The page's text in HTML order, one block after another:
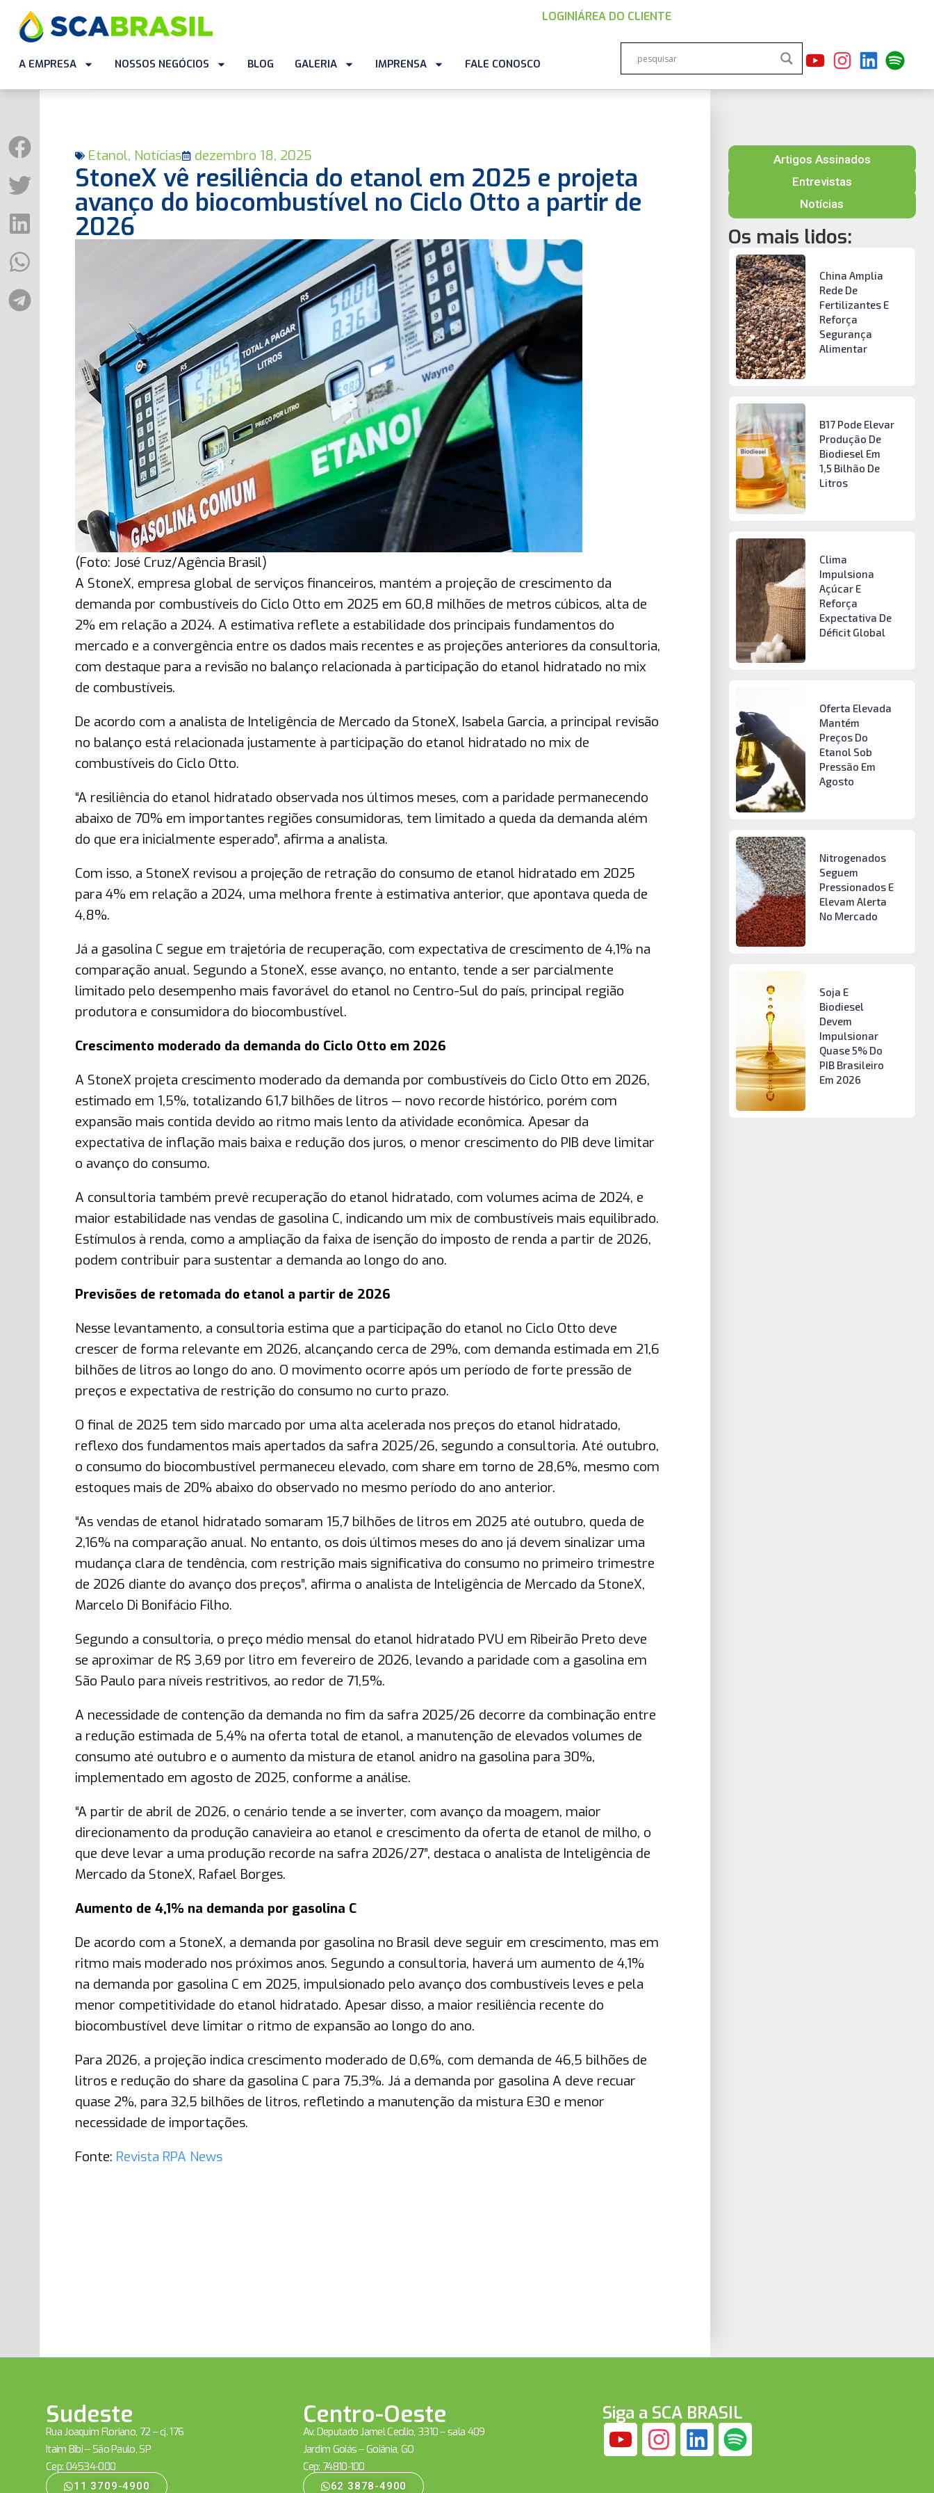
LOGIN |ÁREA DO CLIENTE
A EMPRESA NOSSOS NEGÓCIOS BLOG GALERIA IMPRENSA FALE CONOSCO
Etanol, Notícias dezembro 18, 2025
StoneX vê resiliência do etanol em 2025 e projeta
avanço do biocombustível no Ciclo Otto a partir de
2026
(Foto: José Cruz/Agência Brasil)
A StoneX, empresa global de serviços financeiros, mantém a projeção de crescimento da
demanda por combustíveis do Ciclo Otto em 2025 em 60,8 milhões de metros cúbicos, alta de
2% em relação a 2024. A estimativa reflete a estabilidade dos principais fundamentos do
mercado e a convergência entre os dados mais recentes e as projeções anteriores da consultoria,
com destaque para a revisão no balanço relacionada à participação do etanol hidratado no mix
de combustíveis.
De acordo com a analista de Inteligência de Mercado da StoneX, Isabela Garcia, a principal revisão
no balanço está relacionada justamente à participação do etanol hidratado no mix de
combustíveis do Ciclo Otto.
“A resiliência do etanol hidratado observada nos últimos meses, com a paridade permanecendo
abaixo de 70% em importantes regiões consumidoras, tem limitado a queda da demanda além
do que era inicialmente esperado”, afirma a analista.
Com isso, a StoneX revisou a projeção de retração do consumo de etanol hidratado em 2025
para 4% em relação a 2024, uma melhora frente à estimativa anterior, que apontava queda de
4,8%.
Já a gasolina C segue em trajetória de recuperação, com expectativa de crescimento de 4,1% na
comparação anual. Segundo a StoneX, esse avanço, no entanto, tende a ser parcialmente
limitado pelo desempenho mais favorável do etanol no Centro-Sul do país, principal região
produtora e consumidora do biocombustível.
Crescimento moderado da demanda do Ciclo Otto em 2026
A StoneX projeta crescimento moderado da demanda por combustíveis do Ciclo Otto em 2026,
estimado em 1,5%, totalizando 61,7 bilhões de litros — novo recorde histórico, porém com
expansão mais contida devido ao ritmo mais lento da atividade econômica. Apesar da
expectativa de inflação mais baixa e redução dos juros, o menor crescimento do PIB deve limitar
o avanço do consumo.
A consultoria também prevê recuperação do etanol hidratado, com volumes acima de 2024, e
maior estabilidade nas vendas de gasolina C, indicando um mix de combustíveis mais equilibrado.
Estímulos à renda, como a ampliação da faixa de isenção do imposto de renda a partir de 2026,
podem contribuir para sustentar a demanda ao longo do ano.
Previsões de retomada do etanol a partir de 2026
Nesse levantamento, a consultoria estima que a participação do etanol no Ciclo Otto deve
crescer de forma relevante em 2026, alcançando cerca de 29%, com demanda estimada em 21,6
bilhões de litros ao longo do ano. O movimento ocorre após um período de forte pressão de
preços e expectativa de restrição do consumo no curto prazo.
O final de 2025 tem sido marcado por uma alta acelerada nos preços do etanol hidratado,
reflexo dos fundamentos mais apertados da safra 2025/26, segundo a consultoria. Até outubro,
o consumo do biocombustível permaneceu elevado, com share em torno de 28,6%, mesmo com
estoques mais de 20% abaixo do observado no mesmo período do ano anterior.
“As vendas de etanol hidratado somaram 15,7 bilhões de litros em 2025 até outubro, queda de
2,16% na comparação anual. No entanto, os dois últimos meses do ano já devem sinalizar uma
mudança clara de tendência, com restrição mais significativa do consumo no primeiro trimestre
de 2026 diante do avanço dos preços”, afirma o analista de Inteligência de Mercado da StoneX,
Marcelo Di Bonifácio Filho.
Segundo a consultoria, o preço médio mensal do etanol hidratado PVU em Ribeirão Preto deve
se aproximar de R$ 3,69 por litro em fevereiro de 2026, levando a paridade com a gasolina em
São Paulo para níveis restritivos, ao redor de 71,5%.
A necessidade de contenção da demanda no fim da safra 2025/26 decorre da combinação entre
a redução estimada de 5,4% na oferta total de etanol, a manutenção de elevados volumes de
consumo até outubro e o aumento da mistura de etanol anidro na gasolina para 30%,
implementado em agosto de 2025, conforme a análise.
“A partir de abril de 2026, o cenário tende a se inverter, com avanço da moagem, maior
direcionamento da produção canavieira ao etanol e crescimento da oferta de etanol de milho, o
que deve levar a uma produção recorde na safra 2026/27”, destaca o analista de Inteligência de
Mercado da StoneX, Rafael Borges.
Aumento de 4,1% na demanda por gasolina C
De acordo com a StoneX, a demanda por gasolina no Brasil deve seguir em crescimento, mas em
ritmo mais moderado nos próximos anos. Segundo a consultoria, haverá um aumento de 4,1%
na demanda por gasolina C em 2025, impulsionado pelo avanço dos combustíveis leves e pela
menor competitividade do etanol hidratado. Apesar disso, a maior resiliência recente do
biocombustível deve limitar o ritmo de expansão ao longo do ano.
Para 2026, a projeção indica crescimento moderado de 0,6%, com demanda de 46,5 bilhões de
litros e redução do share da gasolina C para 75,3%. Já a demanda por gasolina A deve recuar
quase 2%, para 32,5 bilhões de litros, refletindo a manutenção da mistura E30 e menor
necessidade de importações.
Fonte: Revista RPA News
Artigos Assinados
Entrevistas
Notícias
Os mais lidos:
China Amplia
Rede De
Fertilizantes E
Reforça
Segurança
Alimentar
B17 Pode Elevar
Produção De
Biodiesel Em
1,5 Bilhão De
Litros
Clima
Impulsiona
Açúcar E
Reforça
Expectativa De
Déficit Global
Oferta Elevada
Mantém
Preços Do
Etanol Sob
Pressão Em
Agosto
Nitrogenados
Seguem
Pressionados E
Elevam Alerta
No Mercado
Soja E
Biodiesel
Devem
Impulsionar
Quase 5% Do
PIB Brasileiro
Em 2026
Sudeste
Rua Joaquim Floriano, 72 – cj. 176
Itaim Bibi – São Paulo, SP
Cep: 04534-000
11 3709-4900
Centro-Oeste
Av. Deputado Jamel Cecílio, 3310 – sala 409
Jardim Goiás – Goiânia, GO
Cep: 74810-100
62 3878-4900
Siga a SCA BRASIL